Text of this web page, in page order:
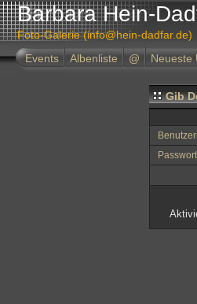
Barbara Hein-
Foto-Galerie (info@hein-dadfar.de)
Events
Albenliste @ Neueste
Gib
Passwort